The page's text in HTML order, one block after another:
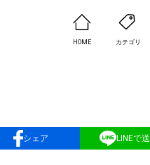
HOME カテゴリ
シェア LINEで